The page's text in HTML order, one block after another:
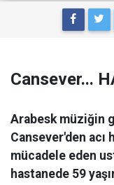
Cansever...
Arabesk müziğin
Cansever'den
mücadele eden
hastanede 59